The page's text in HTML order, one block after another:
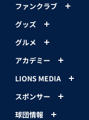
ファンクラブ
グッズ
グルメ
アカデミー
LIONS MEDIA
スポンサー
球団情報